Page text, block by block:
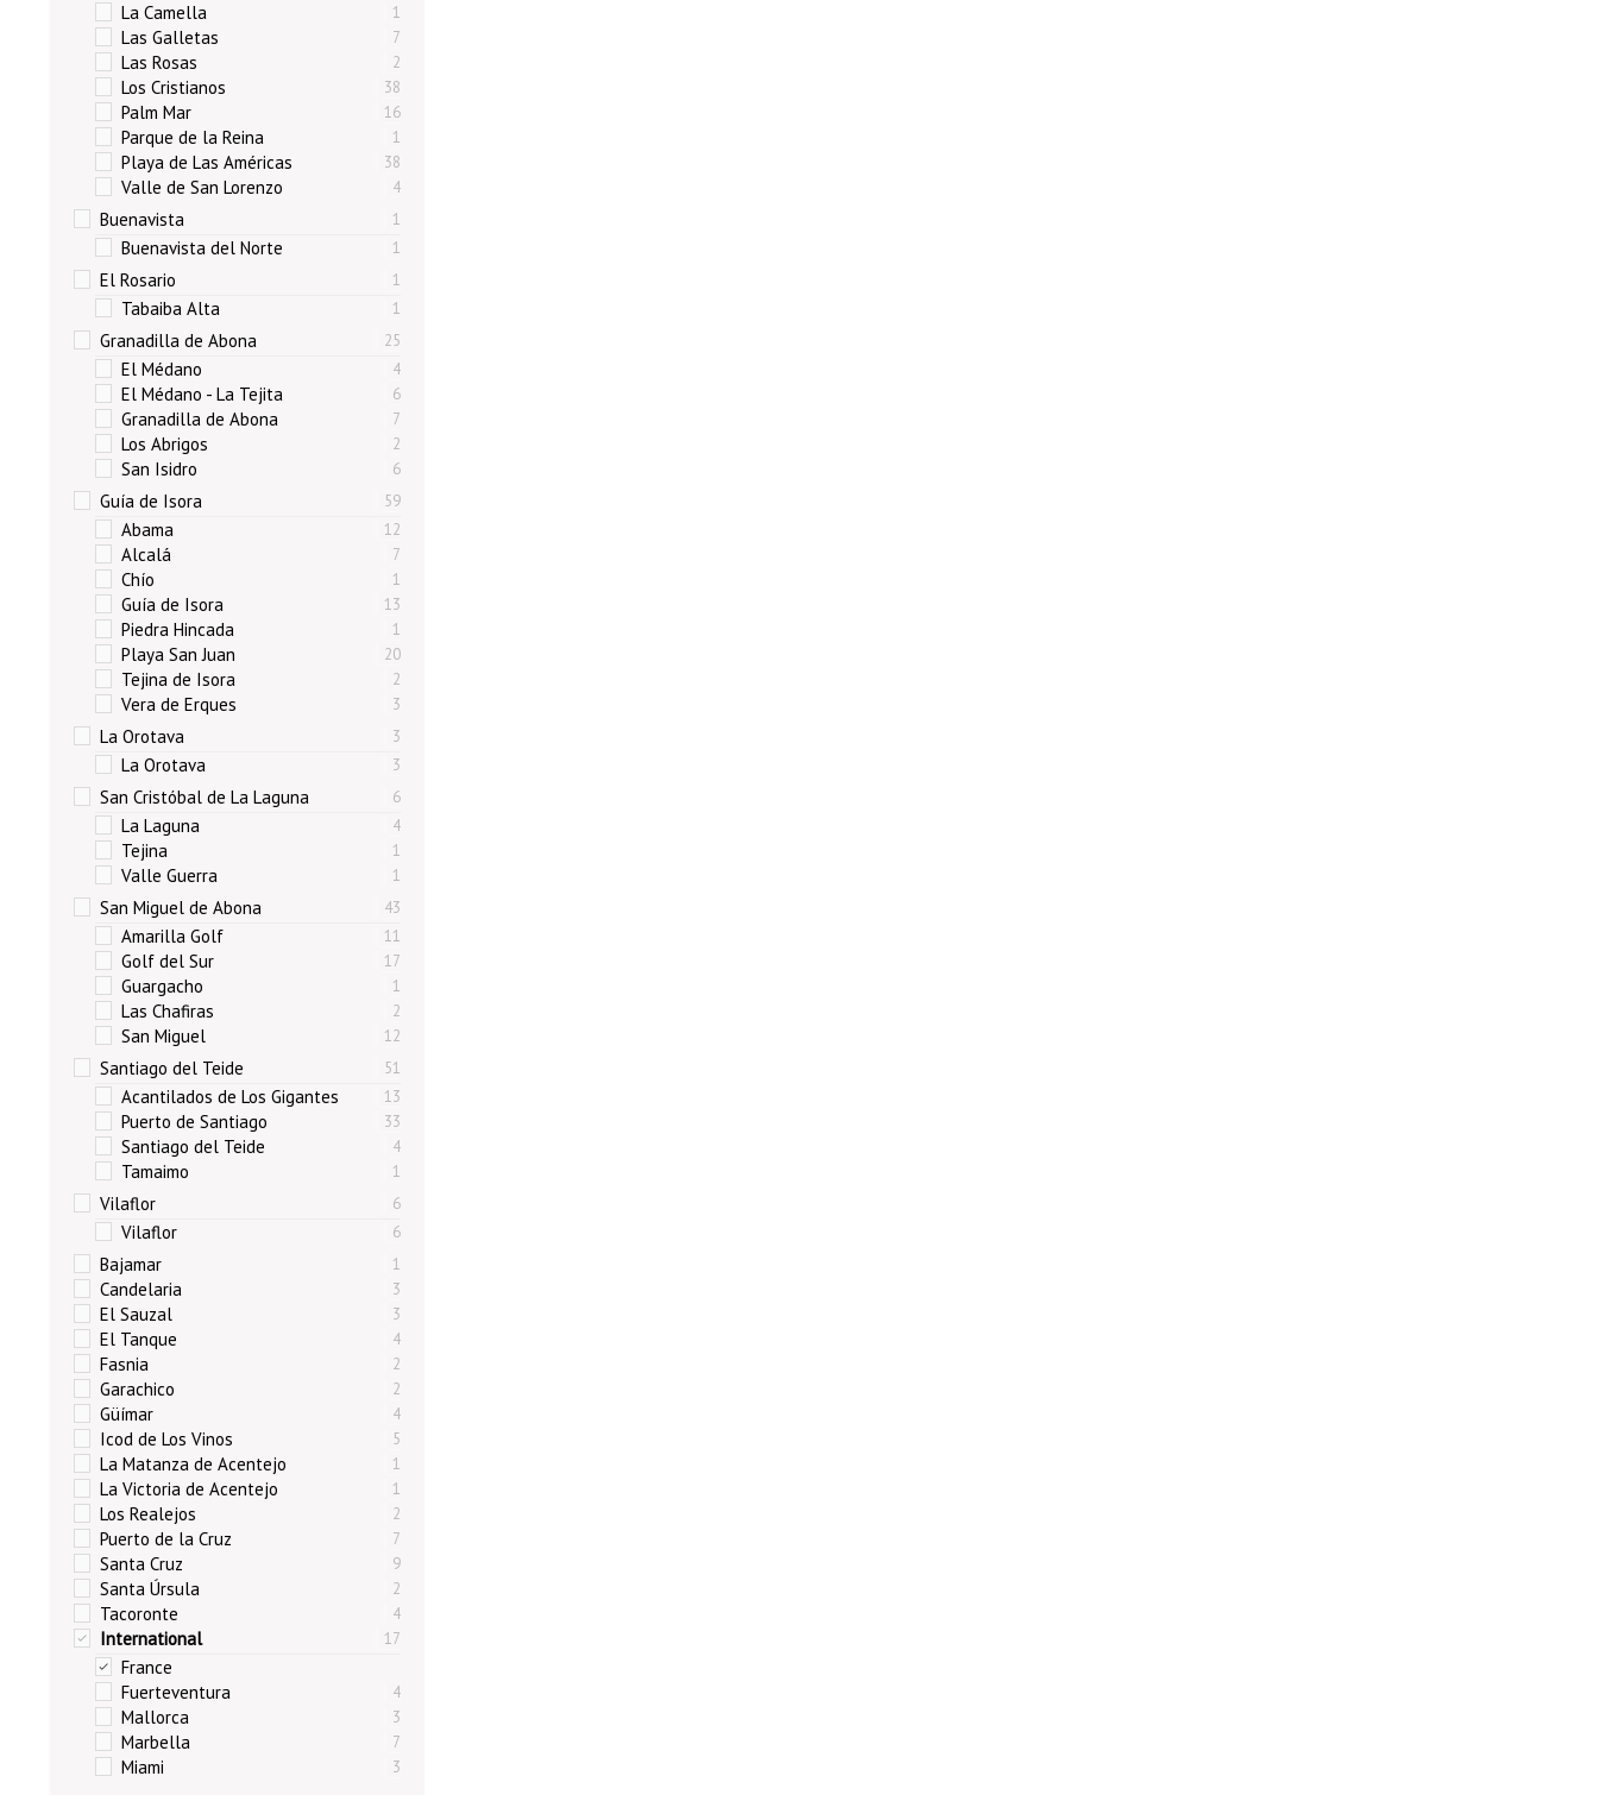
La Camella 1
Las Galletas 7
Las Rosas 2
Los Cristianos 38
Palm Mar 16
Parque de la Reina 1
Playa de Las Américas 38
Valle de San Lorenzo 4
Buenavista 1
Buenavista del Norte 1
El Rosario 1
Tabaiba Alta 1
Granadilla de Abona 25
El Médano 4
El Médano - La Tejita 6
Granadilla de Abona 7
Los Abrigos 2
San Isidro 6
Guía de Isora 59
Abama 12
Alcalá 7
Chío 1
Guía de Isora 13
Piedra Hincada 1
Playa San Juan 20
Tejina de Isora 2
Vera de Erques 3
La Orotava 3
La Orotava 3
San Cristóbal de La Laguna 6
La Laguna 4
Tejina 1
Valle Guerra 1
San Miguel de Abona 43
Amarilla Golf 11
Golf del Sur 17
Guargacho 1
Las Chafiras 2
San Miguel 12
Santiago del Teide 51
Acantilados de Los Gigantes 13
Puerto de Santiago 33
Santiago del Teide 4
Tamaimo 1
Vilaflor 6
Vilaflor 6
Bajamar 1
Candelaria 3
El Sauzal 3
El Tanque 4
Fasnia 2
Garachico 2
Güímar 4
Icod de Los Vinos 5
La Matanza de Acentejo 1
La Victoria de Acentejo 1
Los Realejos 2
Puerto de la Cruz 7
Santa Cruz 9
Santa Úrsula 2
Tacoronte 4
International 17
France
Fuerteventura
4
Mallorca 3
Marbella 7
Miami 3